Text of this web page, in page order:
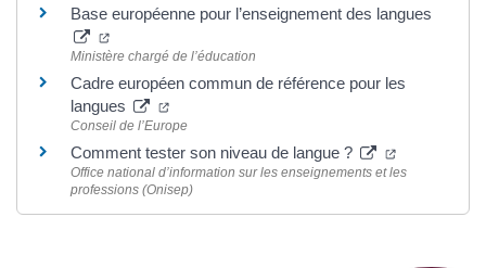
Base européenne pour l’enseignement des langues
Ministère chargé de l’éducation
Cadre européen commun de référence pour les
langues
Conseil de l’Europe
Comment tester son niveau de langue ?
Office national d’information sur les enseignements et les
professions (Onisep)